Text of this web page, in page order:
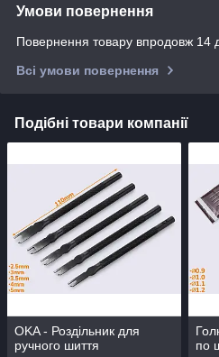
Умови повернення
Повернення товару впродовж 14
Всі умови повернення
Подібні товари компанії
OKA - Роздільник для
ручного шиття
по